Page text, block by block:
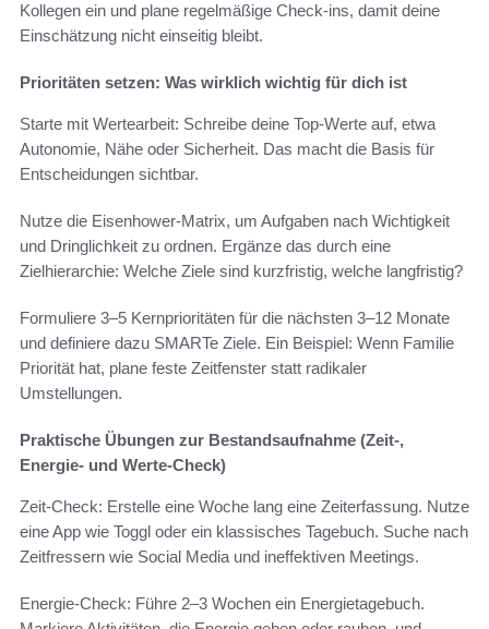
Kollegen ein und plane regelmäßige Check-ins, damit deine
Einschätzung nicht einseitig bleibt.
Prioritäten setzen: Was wirklich wichtig für dich ist
Starte mit Wertearbeit: Schreibe deine Top-Werte auf, etwa
Autonomie, Nähe oder Sicherheit. Das macht die Basis für
Entscheidungen sichtbar.
Nutze die Eisenhower-Matrix, um Aufgaben nach Wichtigkeit
und Dringlichkeit zu ordnen. Ergänze das durch eine
Zielhierarchie: Welche Ziele sind kurzfristig, welche langfristig?
Formuliere 3–5 Kernprioritäten für die nächsten 3–12 Monate
und definiere dazu SMARTe Ziele. Ein Beispiel: Wenn Familie
Priorität hat, plane feste Zeitfenster statt radikaler
Umstellungen.
Praktische Übungen zur Bestandsaufnahme (Zeit-,
Energie- und Werte-Check)
Zeit-Check: Erstelle eine Woche lang eine Zeiterfassung. Nutze
eine App wie Toggl oder ein klassisches Tagebuch. Suche nach
Zeitfressern wie Social Media und ineffektiven Meetings.
Energie-Check: Führe 2–3 Wochen ein Energietagebuch.